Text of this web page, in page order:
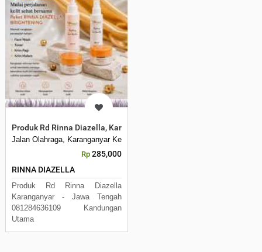
Produk Rd Rinna Diazella, Karanganyar-jawa Tengah
Jalan Olahraga, Karanganyar Kel. , Indramayu, Indramayu, 45213,
Rp 285,000
RINNA DIAZELLA
Produk Rd Rinna Diazella
Karanganyar - Jawa Tengah
081284636109 Kandungan
Utama